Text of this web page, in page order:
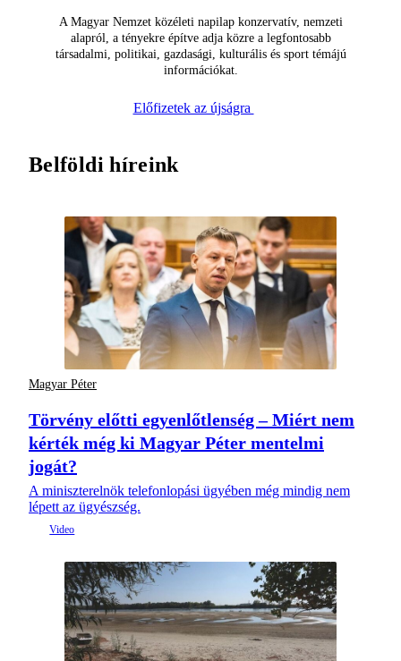
A Magyar Nemzet közéleti napilap konzervatív, nemzeti
alapról, a tényekre építve adja közre a legfontosabb
társadalmi, politikai, gazdasági, kulturális és sport témájú
információkat.
Előfizetek az újságra
Belföldi híreink
Magyar Péter
Törvény előtti egyenlőtlenség – Miért nem
kérték még ki Magyar Péter mentelmi
jogát?
A miniszterelnök telefonlopási ügyében még mindig nem
lépett az ügyészség.